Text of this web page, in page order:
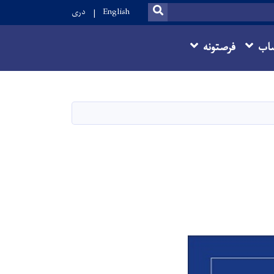
SEARCH
English دری
فرصتونه